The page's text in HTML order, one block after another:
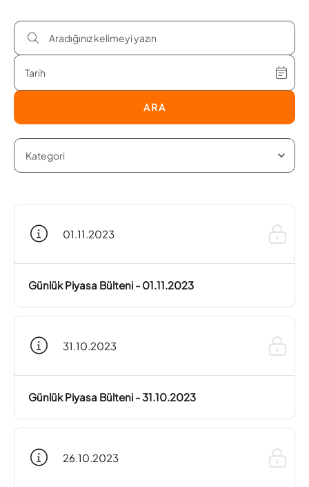
ARA
01.11.2023
Günlük Piyasa Bülteni - 01.11.2023
31.10.2023
Günlük Piyasa Bülteni - 31.10.2023
26.10.2023